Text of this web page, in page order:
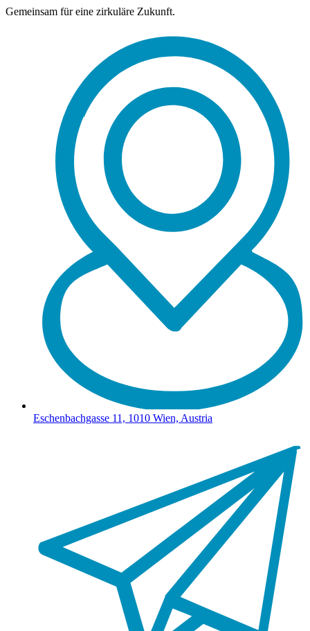
Gemeinsam für eine zirkuläre Zukunft.
Eschenbachgasse 11, 1010 Wien, Austria